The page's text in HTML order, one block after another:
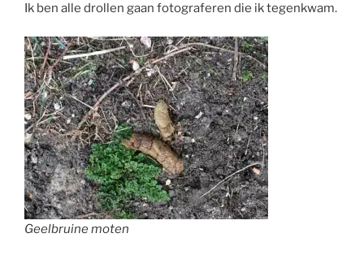
Ik ben alle drollen gaan fotograferen die ik tegenkwam.
Geelbruine moten